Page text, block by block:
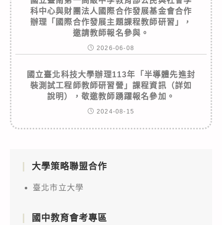
科中心與財團法人國際合作發展基金會合作
辦理「國際合作發展主題課程教師研習」，
邀請教師報名參與。
2026-06-08
國立臺北科技大學辦理113年「半導體先進封
裝測試工程師教師研習營」課程資訊（詳如
說明），敬邀教師踴躍報名參加。
2024-08-15
大學策略聯盟合作
臺北市立大學
國中教育會考專區